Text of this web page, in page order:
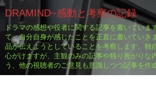
DRAMIND~感動と考察の記録
ドラマの感想や役者に関する記事を書いていま
て、自分自身が感じたことを正直に書いていき
品が伝えようとしていることを考察します。独
心がけますが、主観のみの記事や独り善がりな
う、他の視聴者のご意見も意識しつつ記事を作